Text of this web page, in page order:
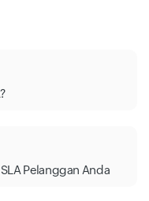
Pelanggan Anda